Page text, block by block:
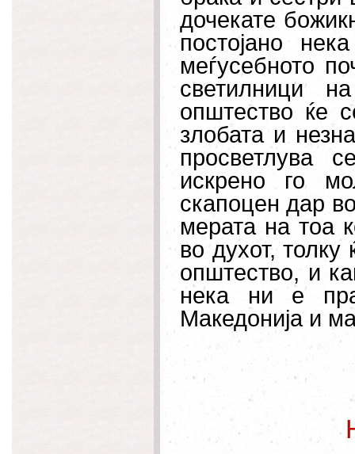
дочекате
постојано
меѓусебното
светилници
општество ќе
злобата и
просветлува
искрено го
скапоцен дар
мерата на тоа
во духот,
општество, и
нека ни е
Македонија и